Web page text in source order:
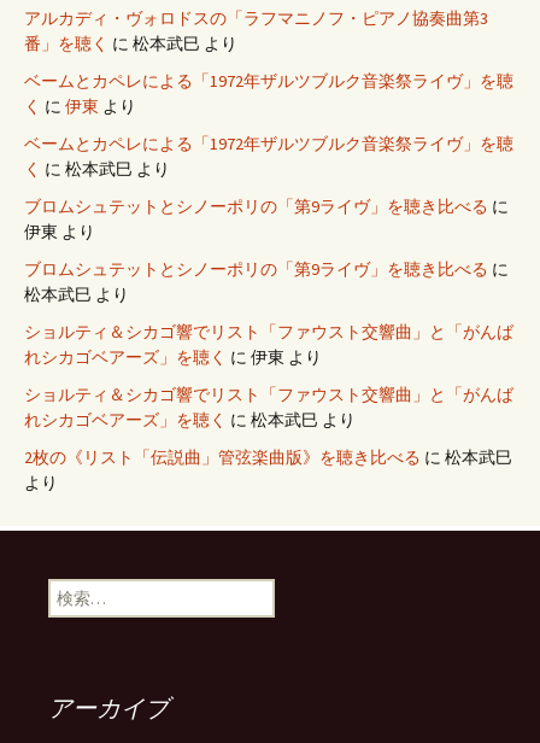
アルカディ・ヴォロドスの「ラフマニノフ・ピアノ協奏曲第3
番」を聴く に 松本武巳 より
ベームとカペレによる「1972年ザルツブルク音楽祭ライヴ」を聴
く に 伊東 より
ベームとカペレによる「1972年ザルツブルク音楽祭ライヴ」を聴
く に 松本武巳 より
ブロムシュテットとシノーポリの「第9ライヴ」を聴き比べる に
伊東 より
ブロムシュテットとシノーポリの「第9ライヴ」を聴き比べる に
松本武巳 より
ショルティ＆シカゴ響でリスト「ファウスト交響曲」と「がんば
れシカゴベアーズ」を聴く に 伊東 より
ショルティ＆シカゴ響でリスト「ファウスト交響曲」と「がんば
れシカゴベアーズ」を聴く に 松本武巳 より
2枚の《リスト「伝説曲」管弦楽曲版》を聴き比べる に 松本武巳
より
検
索:
アーカイブ